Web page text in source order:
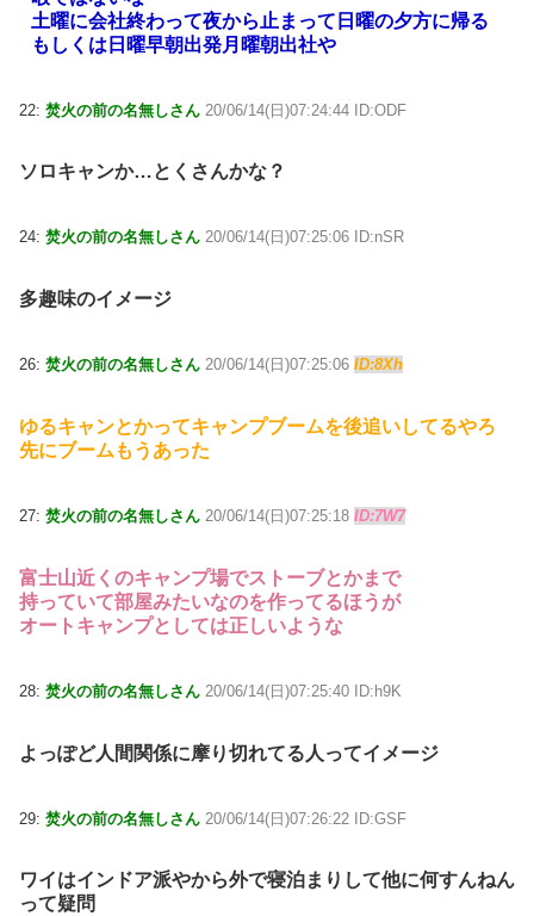
土曜に会社終わって夜から止まって日曜の夕方に帰る
もしくは日曜早朝出発月曜朝出社や
22: 焚火の前の名無しさん 20/06/14(日)07:24:44 ID:ODF
ソロキャンか…とくさんかな？
24: 焚火の前の名無しさん 20/06/14(日)07:25:06 ID:nSR
多趣味のイメージ
26: 焚火の前の名無しさん 20/06/14(日)07:25:06 ID:8Xh
ゆるキャンとかってキャンプブームを後追いしてるやろ
先にブームもうあった
27: 焚火の前の名無しさん 20/06/14(日)07:25:18 ID:7W7
富士山近くのキャンプ場でストーブとかまで
持っていて部屋みたいなのを作ってるほうが
オートキャンプとしては正しいような
28: 焚火の前の名無しさん 20/06/14(日)07:25:40 ID:h9K
よっぽど人間関係に摩り切れてる人ってイメージ
29: 焚火の前の名無しさん 20/06/14(日)07:26:22 ID:GSF
ワイはインドア派やから外で寝泊まりして他に何すんねん
って疑問